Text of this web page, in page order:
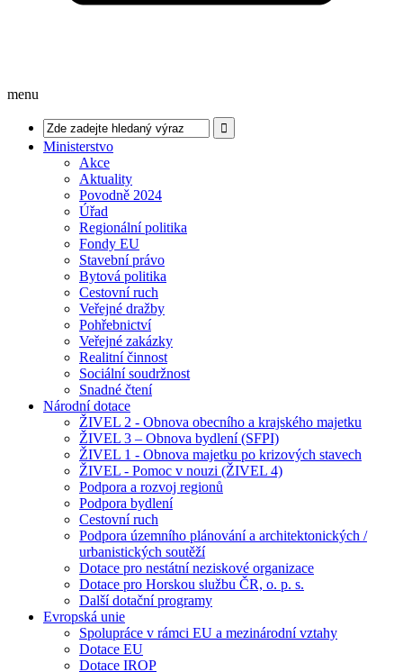
menu
Ministerstvo
Akce
Aktuality
Povodně 2024
Úřad
Regionální politika
Fondy EU
Stavební právo
Bytová politika
Cestovní ruch
Veřejné dražby
Pohřebnictví
Veřejné zakázky
Realitní činnost
Sociální soudržnost
Snadné čtení
Národní dotace
ŽIVEL 2 - Obnova obecního a krajského majetku
ŽIVEL 3 – Obnova bydlení (SFPI)
ŽIVEL 1 - Obnova majetku po krizových stavech
ŽIVEL - Pomoc v nouzi (ŽIVEL 4)
Podpora a rozvoj regionů
Podpora bydlení
Cestovní ruch
Podpora územního plánování a architektonických /
urbanistických soutěží
Dotace pro nestátní neziskové organizace
Dotace pro Horskou službu ČR, o. p. s.
Další dotační programy
Evropská unie
Spolupráce v rámci EU a mezinárodní vztahy
Dotace EU
Dotace IROP